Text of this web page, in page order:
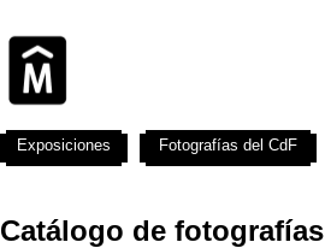
Catálogo de fotografías
Exposiciones Fotografías del CdF